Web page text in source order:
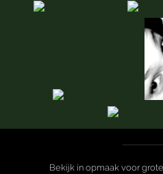
Bekijk in opmaak voor